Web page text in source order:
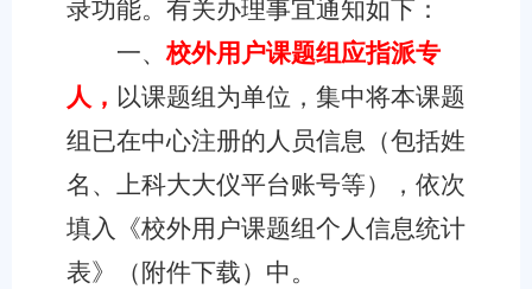
录功能。有关办理事宜通知如下：
一、校外用户课题组应指派专
人， 以课题组为单位，集中将本课题
组已在中心注册的人员信息（包括姓
名、上科大大仪平台账号等），依次
填入《校外用户课题组个人信息统计
表》（附件下载）中。